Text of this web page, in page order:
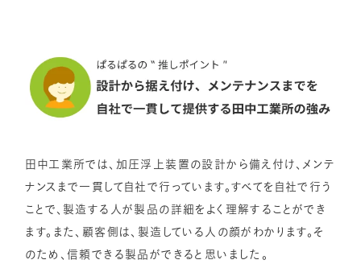
田中工業所では、加圧浮上装置の設計から備え付け、メンテ
ナンスまで一貫して自社で行っています。すべてを自社で行う
ことで、製造する人が製品の詳細をよく理解することができ
ます。また、顧客側は、製造している人の顔がわかります。そ
のため、信頼できる製品ができると思いました。